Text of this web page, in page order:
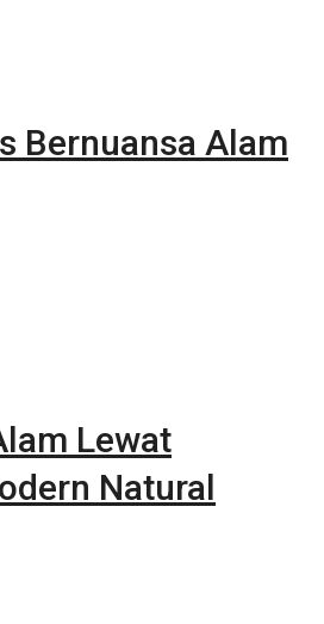
Bernuansa Alam
Lewat
Natural